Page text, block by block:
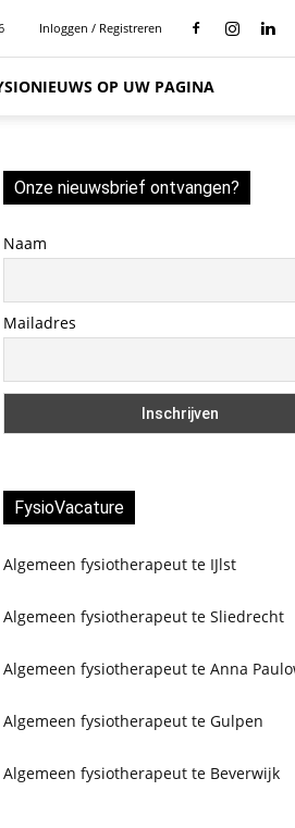
Inloggen / Registreren
OP UW PAGINA
Onze nieuwsbrief ontvangen?
Naam
Mailadres
FysioVacature
Algemeen fysiotherapeut te IJlst
Algemeen fysiotherapeut te Sliedrecht
Algemeen fysiotherapeut te Anna
Algemeen fysiotherapeut te Gulpen
Algemeen fysiotherapeut te Beverwijk